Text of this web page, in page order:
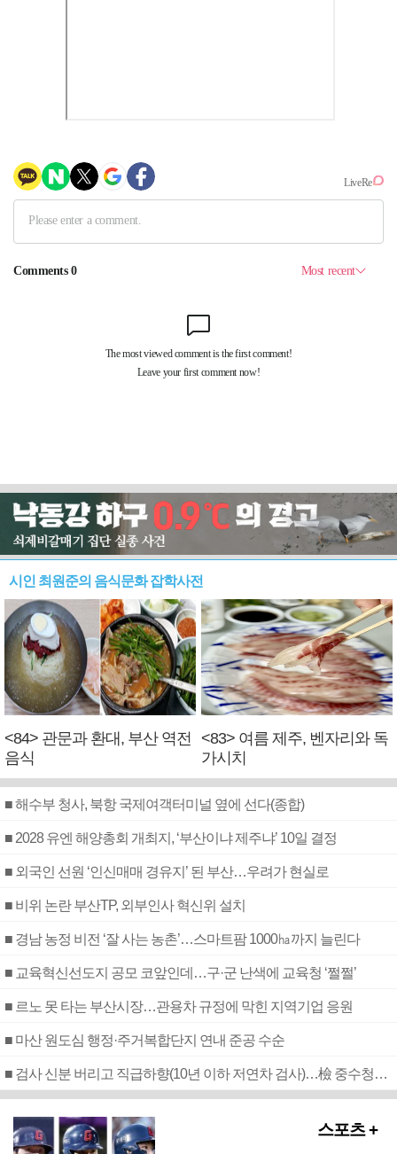
시인 최원준의 음식문화 잡학사전
<84> 관문과 환대, 부산 역전
음식
<83> 여름 제주, 벤자리와 독
가시치
■ 해수부 청사, 북항 국제여객터미널 옆에 선다(종합)
■ 2028 유엔 해양총회 개최지, ‘부산이냐 제주냐’ 10일 결정
■ 외국인 선원 ‘인신매매 경유지’ 된 부산…우려가 현실로
■ 비위 논란 부산TP, 외부인사 혁신위 설치
■ 경남 농정 비전 ‘잘 사는 농촌’…스마트팜 1000㏊까지 늘린다
■ 교육혁신선도지 공모 코앞인데…구·군 난색에 교육청 ‘쩔쩔’
■ 르노 못 타는 부산시장…관용차 규정에 막힌 지역기업 응원
■ 마산 원도심 행정·주거복합단지 연내 준공 수순
■ 검사 신분 버리고 직급하향(10년 이하 저연차 검사)…檢 중수청행 기피
스포츠 +